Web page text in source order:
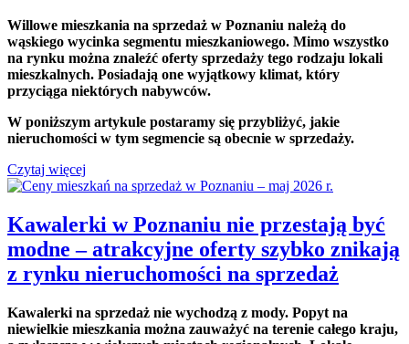
Willowe mieszkania na sprzedaż w Poznaniu należą do
wąskiego wycinka segmentu mieszkaniowego. Mimo wszystko
na rynku można znaleźć oferty sprzedaży tego rodzaju lokali
mieszkalnych. Posiadają one wyjątkowy klimat, który
przyciąga niektórych nabywców.
W poniższym artykule postaramy się przybliżyć, jakie
nieruchomości w tym segmencie są obecnie w sprzedaży.
Czytaj więcej
Kawalerki w Poznaniu nie przestają być
modne – atrakcyjne oferty szybko znikają
z rynku nieruchomości na sprzedaż
Kawalerki na sprzedaż nie wychodzą z mody. Popyt na
niewielkie mieszkania można zauważyć na terenie całego kraju,